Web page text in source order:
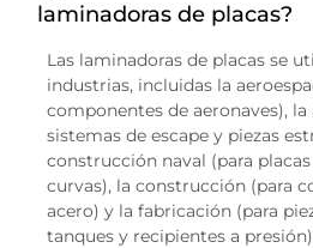
laminadoras de placas?
Las laminadoras de placas se
industrias, incluidas la
componentes de aeronaves),
sistemas de escape y piezas
construcción naval (para
curvas), la construcción (para
acero) y la fabricación (para
tanques y recipientes a